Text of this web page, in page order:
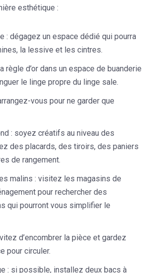
esthétique :
: dégagez un espace dédié qui pourra
la lessive et les cintres.
règle d’or dans un espace de buanderie
le linge propre du linge sale.
vous pour ne garder que
: soyez créatifs au niveau des
des placards, des tiroirs, des paniers
de rangement.
malins : visitez les magasins de
pour rechercher des
qui pourront vous simplifier le
d’encombrer la pièce et gardez
pour circuler.
: si possible, installez deux bacs à